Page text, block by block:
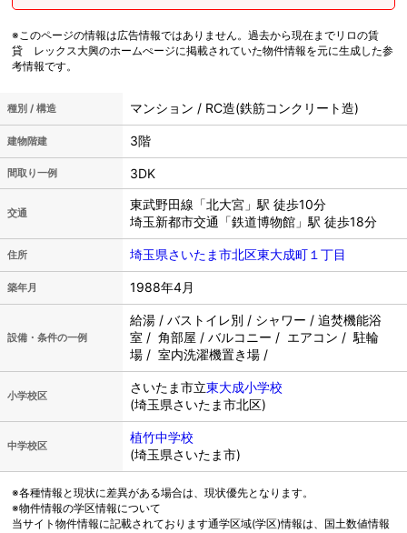
※このページの情報は広告情報ではありません。過去から現在までリロの賃
貸 レックス大興のホームぺージに掲載されていた物件情報を元に生成した参
考情報です。
種別 / 構造 マンション / RC造(鉄筋コンクリート造)
建物階建 3階
間取り一例 3DK
交通
東武野田線「北大宮」駅 徒歩10分
埼玉新都市交通「鉄道博物館」駅 徒歩18分
住所 埼玉県さいたま市北区東大成町１丁目
築年月 1988年4月
設備・条件の一例
給湯 / バストイレ別 / シャワー / 追焚機能浴
室 / 角部屋 / バルコニー / エアコン / 駐輪
場 / 室内洗濯機置き場 /
小学校区
さいたま市立東大成小学校
(埼玉県さいたま市北区)
中学校区
植竹中学校
(埼玉県さいたま市)
※各種情報と現状に差異がある場合は、現状優先となります。
※物件情報の学区情報について
当サイト物件情報に記載されております通学区域(学区)情報は、国土数値情報